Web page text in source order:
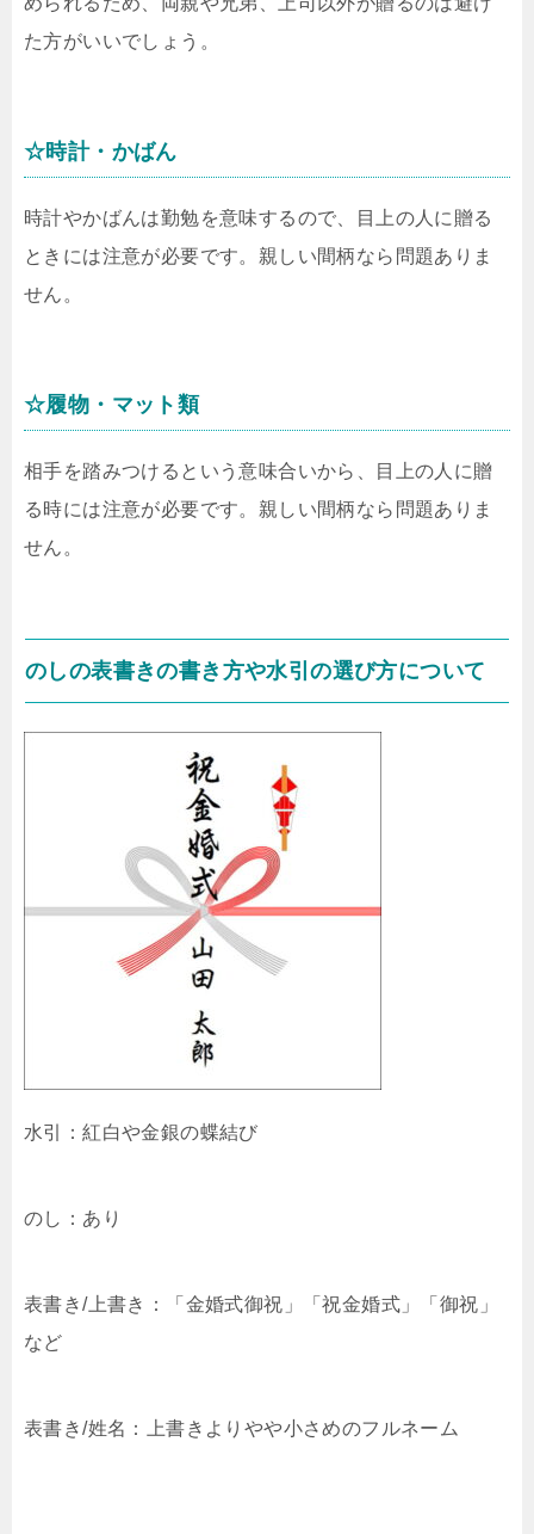
た方がいいでしょう。
☆時計・かばん
時計やかばんは勤勉を意味するので、目上の人に贈る
ときには注意が必要です。親しい間柄なら問題ありま
せん。
☆履物・マット類
相手を踏みつけるという意味合いから、目上の人に贈
る時には注意が必要です。親しい間柄なら問題ありま
せん。
のしの表書きの書き方や水引の選び方について
水引：紅白や金銀の蝶結び
のし：あり
表書き/上書き：「金婚式御祝」「祝金婚式」「御祝」
など
表書き/姓名：上書きよりやや小さめのフルネーム